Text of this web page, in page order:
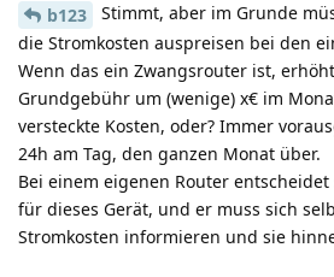
b123
Stimmt, aber im Grunde
die Stromkosten auspreisen bei den
Wenn das ein Zwangsrouter ist,
Grundgebühr um (wenige) x€ im
versteckte Kosten, oder? Immer
24h am Tag, den ganzen Monat über.
Bei einem eigenen Router
für dieses Gerät, und er muss sich
Stromkosten informieren und sie